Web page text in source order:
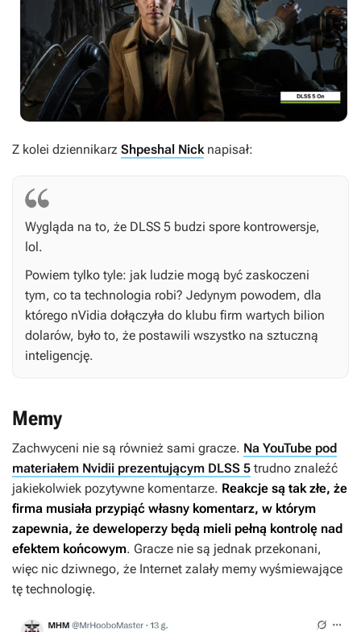
Z kolei dziennikarz Shpeshal Nicknapisał:
Wygląda na to, że DLSS 5 budzi spore kontrowersje,
lol.
Powiem tylko tyle: jak ludzie mogą być zaskoczeni
tym, co ta technologia robi? Jedynym powodem, dla
którego nVidia dołączyła do klubu firm wartych bilion
dolarów, było to, że postawili wszystko na sztuczną
inteligencję.
Memy
Zachwyceni nie są również sami gracze. Na YouTube pod
materiałem Nvidii prezentującym DLSS 5 trudno znaleźć
jakiekolwiek pozytywne komentarze. Reakcje są tak złe, że
firma musiała przypiąć własny komentarz, w którym
zapewnia, że deweloperzy będą mieli pełną kontrolę nad
efektem końcowym. Gracze nie są jednak przekonani,
więc nic dziwnego, że Internet zalały memy wyśmiewające
tę technologię.